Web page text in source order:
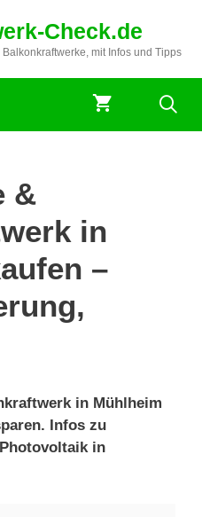
Check.de
mit Infos und Tipps
&
in
–
in Mühlheim
Infos zu
in